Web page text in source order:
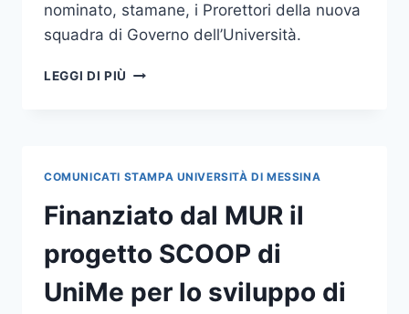
nominato, stamane, i Prorettori della nuova
squadra di Governo dell’Università.
LEGGI DI PIÙ NOMINATI
COMUNICATI STAMPA UNIVERSITÀ DI MESSINA
Finanziato dal MUR il
progetto SCOOP di
UniMe per lo sviluppo di